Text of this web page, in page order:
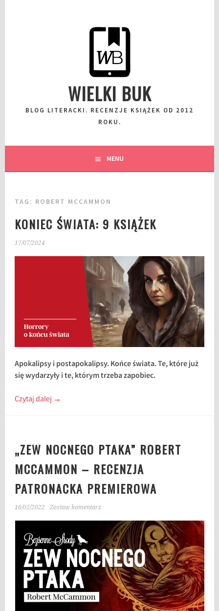
WIELKI BUK
BLOG LITERACKI. RECENZJE KSIĄŻEK OD 2012
ROKU.
MENU
TAG: ROBERT MCCAMMON
KONIEC ŚWIATA: 9 KSIĄŻEK
17/07/2024
Apokalipsy i postapokalipsy. Końce świata. Te, które już
się wydarzyły i te, którym trzeba zapobiec.
Czytaj dalej →
„ZEW NOCNEGO PTAKA” ROBERT
MCCAMMON – RECENZJA
PATRONACKA PREMIEROWA
16/02/2022 Zostaw komentarz